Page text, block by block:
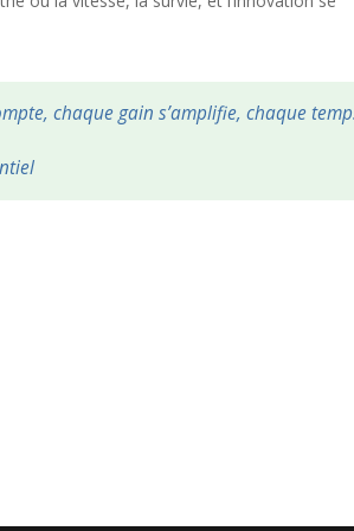
chaque gain s’amplifie, chaque